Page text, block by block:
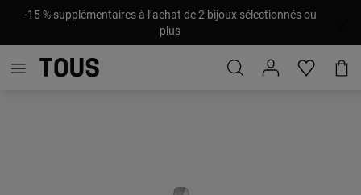
-15 % supplémentaires à l’achat de 2 bijoux sélectionnés ou
plus